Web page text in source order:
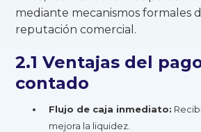
mediante mecanismos formales
reputación comercial.
2.1 Ventajas del
contado
Flujo de caja inmediato:
mejora la liquidez.